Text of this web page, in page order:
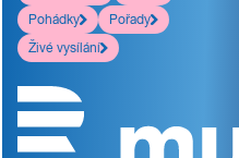
Pohádky
Pořady
Živé vysílání